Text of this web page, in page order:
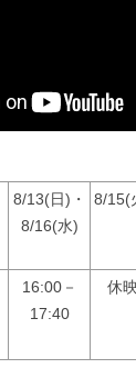
8/13(日)・
8/16(水)
8/15(
16:00－
17:40
休